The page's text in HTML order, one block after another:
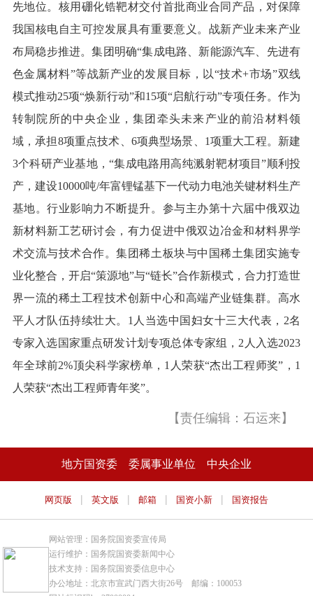
先地位。核用硼化锆靶材交付首批商业合同产品，对保障
我国核电自主可控发展具有重要意义。战新产业未来产业
布局稳步推进。集团明确“集成电路、新能源汽车、先进有
色金属材料”等战新产业的发展目标，以“技术+市场”双线
模式推动25项“焕新行动”和15项“启航行动”专项任务。作为
转制院所的中央企业，集团牵头未来产业的前沿材料领
域，承担8项重点技术、6项典型场景、1项重大工程。新建
3个科研产业基地，“集成电路用高纯溅射靶材项目”顺利投
产，建设10000吨/年富锂锰基下一代动力电池关键材料生产
基地。行业影响力不断提升。参与主办第十六届中俄双边
新材料新工艺研讨会，有力促进中俄双边冶金和材料界学
术交流与技术合作。集团稀土板块与中国稀土集团实施专
业化整合，开启“策源地”与“链长”合作新模式，合力打造世
界一流的稀土工程技术创新中心和高端产业链集群。高水
平人才队伍持续壮大。1人当选中国妇女十三大代表，2名
专家入选国家重点研发计划专项总体专家组，2人入选2023
年全球前2%顶尖科学家榜单，1人荣获“杰出工程师奖”，1
人荣获“杰出工程师青年奖”。
【责任编辑：石运来】
地方国资委 委属事业单位 中央企业
网页版 | 英文版 | 邮箱 | 国资小新 | 国资报告
网站管理：国务院国资委宣传局
运行维护：国务院国资委新闻中心
技术支持：国务院国资委信息中心
办公地址：北京市宣武门西大街26号 邮编：100053